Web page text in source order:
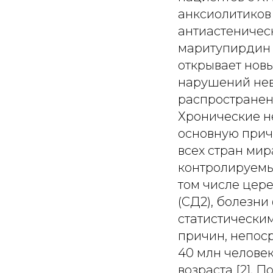
открывает
нарушений
Хронические неинфекционные заболевания (ХНИЗ) представляют собой основную причину инвалидизации и смертности населения практически всех стран мира [1]. В группу самых распространенных и трудно контролируемых ХНИЗ входят сердечно-сосудистые заболевания (ССЗ), в том числе цереброваскулярная патология, сахарный диабет 2-го типа (СД2), болезни органов дыхания и онкологические заболевания. Согласно статистическим данным Всемирной организации здравоохранения, от причин, непосредственно связанных с ХНИЗ, каждый год погибает более 40 млн человек, из них около 40% составляют лица трудоспособного возраста [2]. Показано, что основные группы ХНИЗ (ССЗ, СД2, болезни органов дыхания, онкологические заболевания) имеют общие факторы риска, при этом большинство этих факторов могут быть управляемы. Таким образом, ранний скрининг подобных факторов и их дальнейшая модификация являются актуальным направлением борьбы с тяжелейшими последствиями ХНИЗ, включая экономические и социальные. Факторы риска хронических неинфекционных заболеваний Традиционное деление всех известных факторов риска ХНИЗ на модифицируемые и немодифицируемые подразумевает возможность проведения профилактических мероприятий. Основной акцент делается именно на изменяемых факторах риска, поскольку при их своевременном или раннем выявлении есть вероятность положительных изменений как в состоянии пациента, так и в его прогнозе. К главным модифицируемым факторам относят курение, злоупотребление алкоголем, избыточное потребление поваренной соли и нерациональное питание в целом, гиподинамию, артериальную гипертензию, избыточную массу тела или ожирение, повышенный уровень глюкозы и липидов в сыворотке крови, а также психосоциальные факторы [2]. Нельзя также недооценивать вклад главных неизменяемых факторов, таких как пол, возраст и генетические особенности индивидуума. Следует помнить, что разнообразные сочетания факторов риска, их взаимное потенцирующее влияние друг на друга производят эффект резонанса и